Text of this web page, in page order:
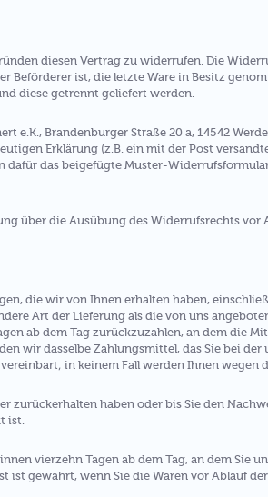
diesen Vertrag zu widerrufen. Die
Beförderer ist, die letzte Ware in Besitz
diese getrennt geliefert werden.
e.K., Brandenburger Straße 20 a, 14542
Erklärung (z.B. ein mit der Post
dafür das beigefügte Muster-
über die Ausübung des Widerrufsrechts vor
die wir von Ihnen erhalten haben,
Art der Lieferung als die von uns
ab dem Tag zurückzuzahlen, an dem die
wir dasselbe Zahlungsmittel, das Sie bei
in keinem Fall werden Ihnen wegen
haben oder bis Sie den
ist.
vierzehn Tagen ab dem Tag, an dem Sie
gewahrt, wenn Sie die Waren vor Ablauf